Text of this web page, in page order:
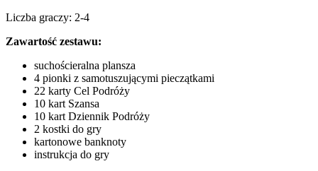
Liczba graczy: 2-4
Zawartość zestawu:
suchościeralna plansza
4 pionki z samotuszującymi pieczątkami
22 karty Cel Podróży
10 kart Szansa
10 kart Dziennik Podróży
2 kostki do gry
kartonowe banknoty
instrukcja do gry